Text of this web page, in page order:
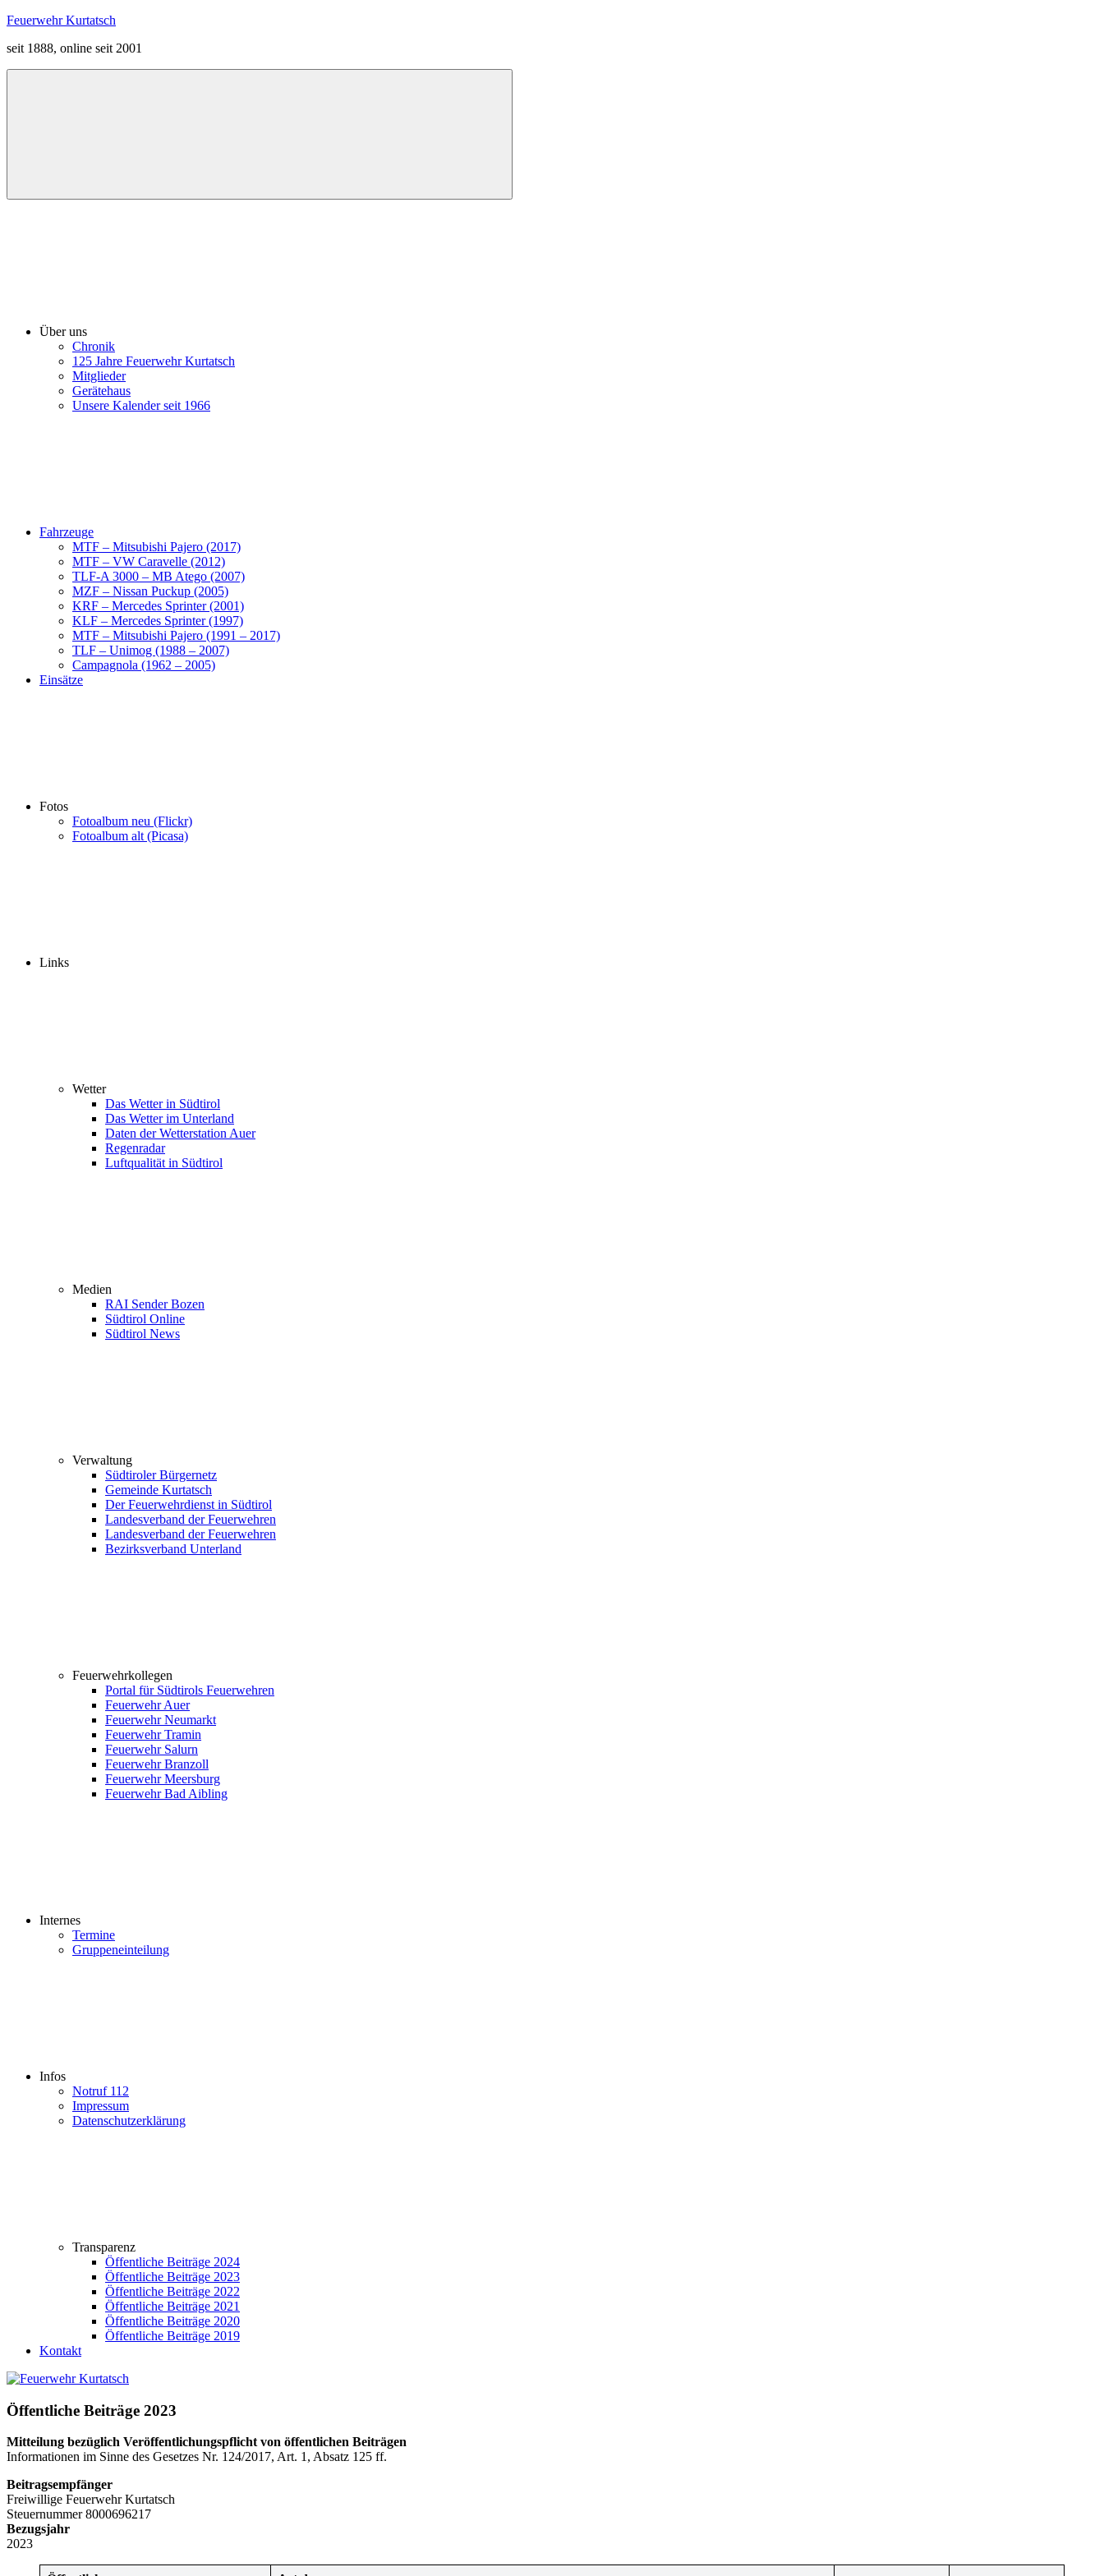
Zum
springen
Feuerwehr Kurtatsch
seit 1888, online seit 2001
Menü
Über uns
Chronik
125 Jahre Feuerwehr Kurtatsch
Mitglieder
Gerätehaus
Unsere Kalender seit 1966
Fahrzeuge
MTF – Mitsubishi Pajero (2017)
MTF – VW Caravelle (2012)
TLF-A 3000 – MB Atego (2007)
MZF – Nissan Puckup (2005)
KRF – Mercedes Sprinter (2001)
KLF – Mercedes Sprinter (1997)
MTF – Mitsubishi Pajero (1991 – 2017)
TLF – Unimog (1988 – 2007)
Campagnola (1962 – 2005)
Einsätze
Fotos
Fotoalbum neu (Flickr)
Fotoalbum alt (Picasa)
Links
Wetter
Das Wetter in Südtirol
Das Wetter im Unterland
Daten der Wetterstation Auer
Regenradar
Luftqualität in Südtirol
Medien
RAI Sender Bozen
Südtirol Online
Südtirol News
Verwaltung
Südtiroler Bürgernetz
Gemeinde Kurtatsch
Der Feuerwehrdienst in Südtirol
Landesverband der Feuerwehren
Landesverband der Feuerwehren
Bezirksverband Unterland
Feuerwehrkollegen
Portal für Südtirols Feuerwehren
Feuerwehr Auer
Feuerwehr Neumarkt
Feuerwehr Tramin
Feuerwehr Salurn
Feuerwehr Branzoll
Feuerwehr Meersburg
Feuerwehr Bad Aibling
Internes
Termine
Gruppeneinteilung
Infos
Notruf 112
Impressum
Datenschutzerklärung
Transparenz
Öffentliche Beiträge 2024
Öffentliche Beiträge 2023
Öffentliche Beiträge 2022
Öffentliche Beiträge 2021
Öffentliche Beiträge 2020
Öffentliche Beiträge 2019
Kontakt
Öffentliche Beiträge 2023
Mitteilung bezüglich Veröffentlichungspflicht von öffentlichen Beiträgen
Informationen im Sinne des Gesetzes Nr. 124/2017, Art. 1, Absatz 125 ff.
Beitragsempfänger
Freiwillige Feuerwehr Kurtatsch
Steuernummer 8000696217
Bezugsjahr
2023